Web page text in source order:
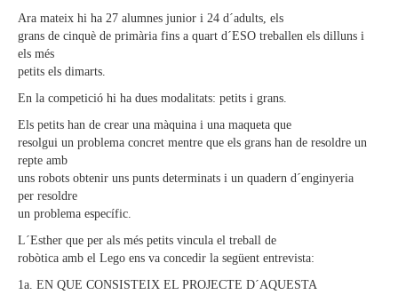
Ara mateix hi ha 27 alumnes junior i 24 d´adults, els
grans de cinquè de primària fins a quart d´ESO treballen els dilluns i
els més
petits els dimarts.
En la competició hi ha dues modalitats: petits i grans.
Els petits han de crear una màquina i una maqueta que
resolgui un problema concret mentre que els grans han de resoldre un
repte amb
uns robots obtenir uns punts determinats i un quadern d´enginyeria
per resoldre
un problema específic.
L´Esther que per als més petits vincula el treball de
robòtica amb el Lego ens va concedir la següent entrevista:
1a. EN QUE CONSISTEIX EL PROJECTE D´AQUESTA